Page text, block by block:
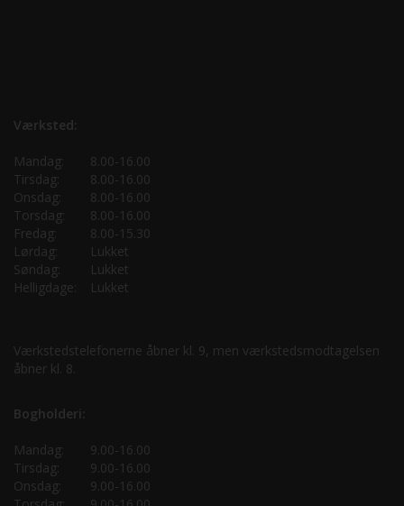
Værksted:
Mandag:
8.00-16.00
Tirsdag:
8.00-16.00
Onsdag:
8.00-16.00
Torsdag:
8.00-16.00
Fredag:
8.00-15.30
Lørdag:
Lukket
Søndag:
Lukket
Helligdage:
Lukket
Værkstedstelefonerne åbner kl. 9, men værkstedsmodtagelsen
åbner kl. 8.
Bogholderi:
Mandag:
9.00-16.00
Tirsdag:
9.00-16.00
Onsdag:
9.00-16.00